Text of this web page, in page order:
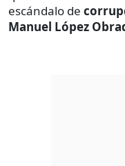
escándalo de
Manuel López